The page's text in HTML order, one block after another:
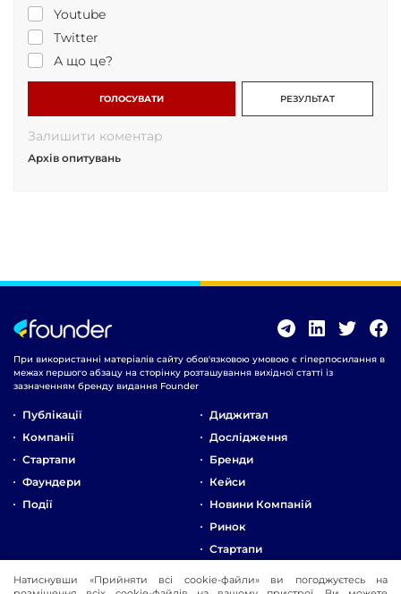
Youtube
Twitter
А що це?
ГОЛОСУВАТИ РЕЗУЛЬТАТ
Залишити коментар
Архів опитувань
При використанні матеріалів сайту обов'язковою умовою є гіперпосилання в
межах першого абзацу на сторінку розташування вихідної статті із
зазначенням бренду видання Founder
Публікації
Компанії
Стартапи
Фаундери
Події
Диджитал
Дослідження
Бренди
Кейси
Новини Компаній
Ринок
Стартапи
Про Компанію
Натиснувши «Прийняти всі cookie-файли» ви погоджуєтесь на